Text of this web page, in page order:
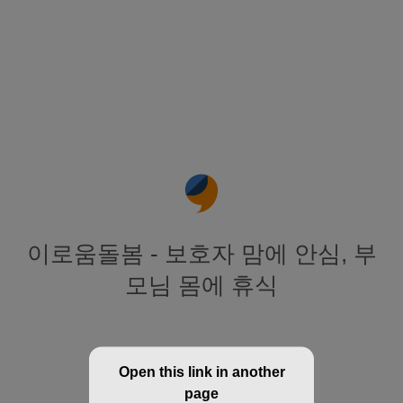
이로움돌봄 - 보호자 맘에 안심, 부
모님 몸에 휴식